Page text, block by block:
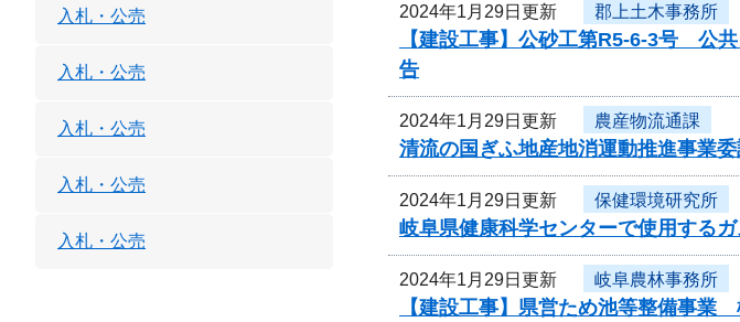
2024年1月29日更新 郡上土木事務所
【建設工事】公砂工第R5-6-3号 公
告
2024年1月29日更新 農産物流通課
清流の国ぎふ地産地消運動推進事業
2024年1月29日更新 保健環境研究所
岐阜県健康科学センターで使用する
2024年1月29日更新 岐阜農林事務所
【建設工事】県営ため池等整備事
入札・公売
入札・公売
入札・公売
入札・公売
入札・公売